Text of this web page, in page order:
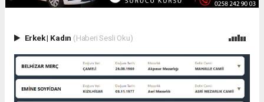
Erkek| Kadın (Haberi Sesli Oku)